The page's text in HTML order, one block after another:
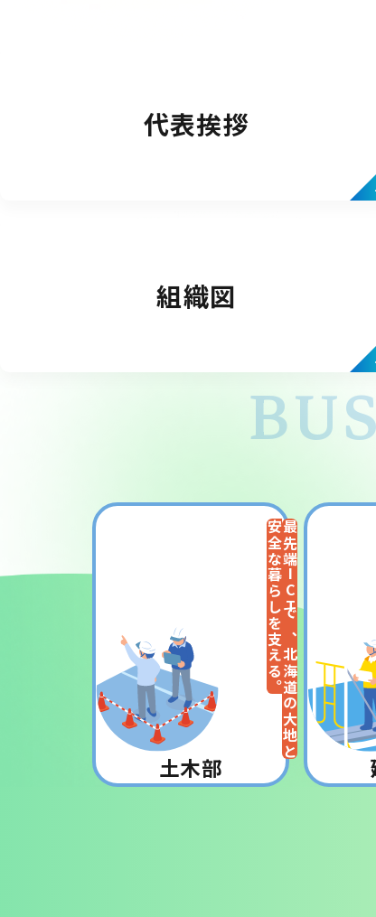
代表挨拶
組織図
最先端ICTで、北海道の大地と
安全な暮らしを支える。
土木部